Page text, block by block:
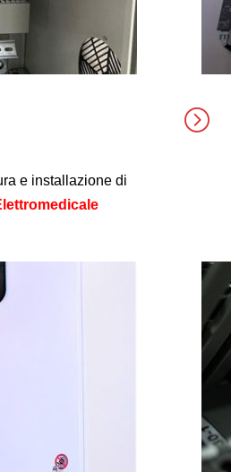
e installazione di